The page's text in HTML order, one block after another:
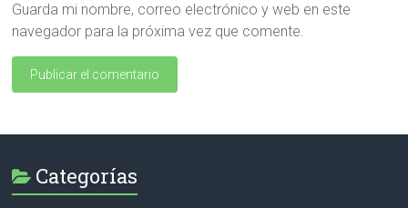
Guarda mi nombre, correo electrónico y web en este
navegador para la próxima vez que comente.
Categorías